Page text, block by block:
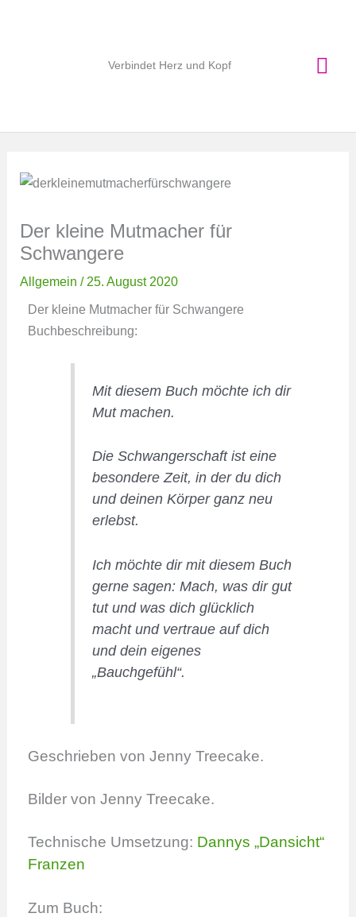
Verbindet Herz und Kopf
Der kleine Mutmacher für
Schwangere
Allgemein / 25. August 2020
Der kleine Mutmacher für Schwangere
Buchbeschreibung:
Mit diesem Buch möchte ich dir
Mut machen.
Die Schwangerschaft ist eine
besondere Zeit, in der du dich
und deinen Körper ganz neu
erlebst.
Ich möchte dir mit diesem Buch
gerne sagen: Mach, was dir gut
tut und was dich glücklich
macht und vertraue auf dich
und dein eigenes
„Bauchgefühl“.
Geschrieben von Jenny Treecake.
Bilder von Jenny Treecake.
Technische Umsetzung: Dannys „Dansicht“
Franzen
Zum Buch: